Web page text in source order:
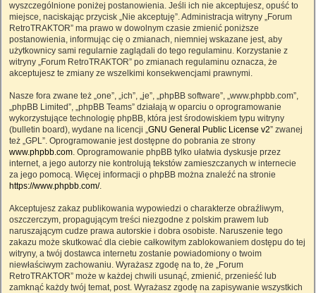
wyszczególnione poniżej postanowienia. Jeśli ich nie akceptujesz, opuść to
miejsce, naciskając przycisk „Nie akceptuję”. Administracja witryny „Forum
RetroTRAKTOR” ma prawo w dowolnym czasie zmienić poniższe
postanowienia, informując cię o zmianach, niemniej wskazane jest, aby
użytkownicy sami regularnie zaglądali do tego regulaminu. Korzystanie z
witryny „Forum RetroTRAKTOR” po zmianach regulaminu oznacza, że
akceptujesz te zmiany ze wszelkimi konsekwencjami prawnymi.
Nasze fora zwane też „one”, „ich”, „je”, „phpBB software”, „www.phpbb.com”,
„phpBB Limited”, „phpBB Teams” działają w oparciu o oprogramowanie
wykorzystujące technologię phpBB, która jest środowiskiem typu witryny
(bulletin board), wydane na licencji „GNU General Public License v2” zwanej
też „GPL”. Oprogramowanie jest dostępne do pobrania ze strony
www.phpbb.com. Oprogramowanie phpBB tylko ułatwia dyskusje przez
internet, a jego autorzy nie kontrolują tekstów zamieszczanych w internecie
za jego pomocą. Więcej informacji o phpBB można znaleźć na stronie
https://www.phpbb.com/.
Akceptujesz zakaz publikowania wypowiedzi o charakterze obraźliwym,
oszczerczym, propagującym treści niezgodne z polskim prawem lub
naruszającym cudze prawa autorskie i dobra osobiste. Naruszenie tego
zakazu może skutkować dla ciebie całkowitym zablokowaniem dostępu do tej
witryny, a twój dostawca internetu zostanie powiadomiony o twoim
niewłaściwym zachowaniu. Wyrażasz zgodę na to, że „Forum
RetroTRAKTOR” może w każdej chwili usunąć, zmienić, przenieść lub
zamknąć każdy twój temat, post. Wyrażasz zgodę na zapisywanie wszystkich